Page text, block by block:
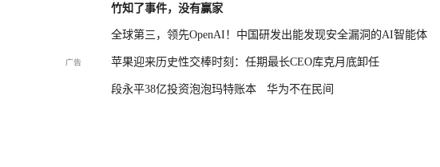
竹知了事件，没有赢家
全球第三，领先OpenAI！中国研发出能发现安全漏洞的AI智能体
苹果迎来历史性交棒时刻：任期最长CEO库克月底卸任
段永平38亿投资泡泡玛特账本 华为不在民间